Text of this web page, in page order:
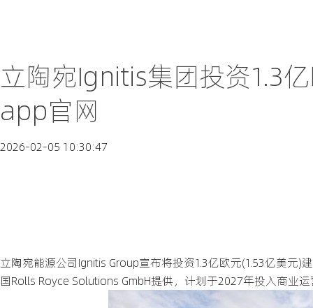
立陶宛Ignitis集团投资1.3
app官网
2026-02-05 10:30:47
立陶宛能源公司Ignitis Group宣布将投资1.3亿欧元(1.53亿美元
国Rolls Royce Solutions GmbH提供，计划于2027年投入商业